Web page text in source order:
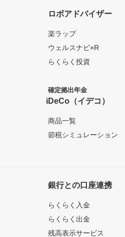
ロボアドバイザー
楽ラップ
ウェルスナビ×R
らくらく投資
確定拠出年金
iDeCo（イデコ）
商品一覧
節税シミュレーション
銀行との口座連携
らくらく入金
らくらく出金
残高表示サービス